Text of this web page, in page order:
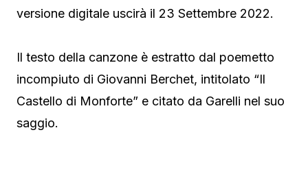
versione digitale uscirà il 23 Settembre 2022.
Il testo della canzone è estratto dal poemetto
incompiuto di Giovanni Berchet, intitolato “Il
Castello di Monforte” e citato da Garelli nel suo
saggio.